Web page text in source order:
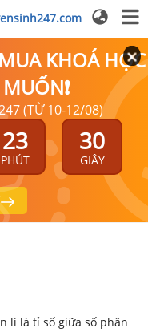
KHOÁ HỌC
(TỪ 10-12/08)
23
PHÚT
30
GIÂY
li là tỉ số giữa số phân